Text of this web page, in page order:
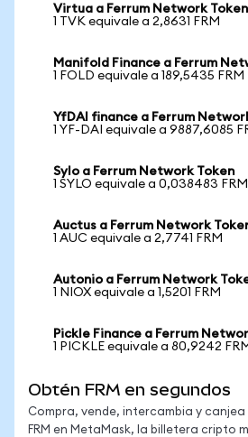
Virtua a Ferrum Network Token
1 TVK equivale a 2,8631 FRM
Manifold Finance a Ferrum
1 FOLD equivale a 189,5435 FRM
YfDAI finance a Ferrum
1 YF-DAI equivale a 9887,6085
Sylo a Ferrum Network Token
1 SYLO equivale a 0,038483 FRM
Auctus a Ferrum Network
1 AUC equivale a 2,7741 FRM
Autonio a Ferrum Network
1 NIOX equivale a 1,5201 FRM
Pickle Finance a Ferrum
1 PICKLE equivale a 80,9242
Obtén FRM en segundos
Compra, vende, intercambia y canjea
FRM en MetaMask, la billetera cripto